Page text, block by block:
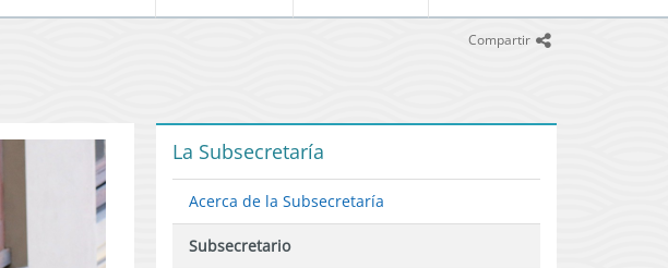
Compartir icono
La Subsecretaría
Acerca de la Subsecretaría
Subsecretario